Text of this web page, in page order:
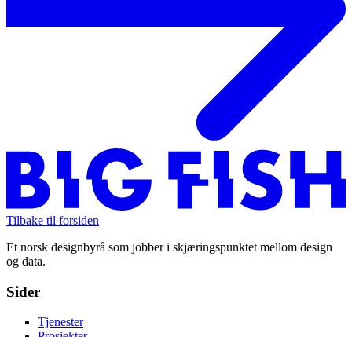
Tilbake til forsiden
Et norsk designbyrå som jobber i skjæringspunktet mellom design
og data.
Sider
Tjenester